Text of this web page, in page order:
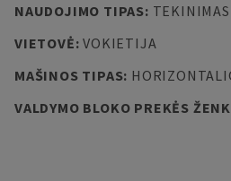
NAUDOJIMO TIPAS: TEKINIMAS
VIETOVĖ:VOKIETIJA
MAŠINOS TIPAS:
VALDYMO BLOKO PREKĖS